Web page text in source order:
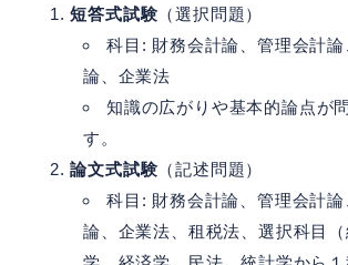
短答式試験 （選択問題）
科目: 財務会計論、管理会計論
論、企業法
知識の広がりや基本的論点が
す。
論文式試験 （記述問題）
科目: 財務会計論、管理会計論
論、企業法、租税法、選択科目